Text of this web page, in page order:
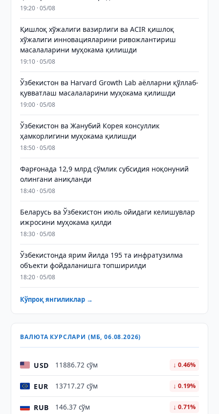
19:20 · 05/08
Қишлоқ хўжалиги вазирлиги ва ACIR қишлоқ
хўжалиги инновацияларини ривожлантириш
масалаларини муҳокама қилишди
19:10 · 05/08
Ўзбекистон ва Harvard Growth Lab аёлларни қўллаб-
қувватлаш масалаларини муҳокама қилишди
19:00 · 05/08
Ўзбекистон ва Жанубий Корея консуллик
ҳамкорлигини муҳокама қилишди
18:50 · 05/08
Фарғонада 12,9 млрд сўмлик субсидия ноқонуний
олингани аниқланди
18:40 · 05/08
Беларусь ва Ўзбекистон июль ойидаги келишувлар
ижросини муҳокама қилди
18:30 · 05/08
Ўзбекистонда ярим йилда 195 та инфратузилма
объекти фойдаланишга топширилди
18:20 · 05/08
Кўпроқ янгиликлар →
ВАЛЮТА КУРСЛАРИ (МБ, 06.08.2026)
USD 11886.72 сўм ↓ 0.46%
EUR 13717.27 сўм ↓ 0.19%
RUB 146.37 сўм ↓ 0.71%